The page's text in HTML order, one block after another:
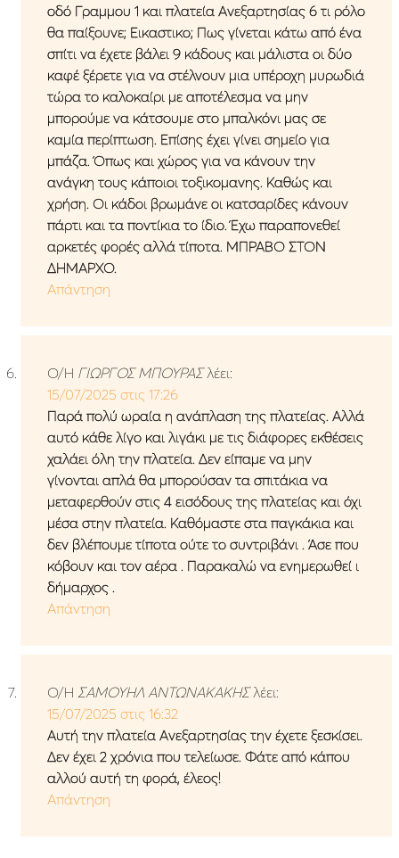
οδό Γραμμου 1 και πλατεία Ανεξαρτησίας 6 τι ρόλο
θα παίξουνε; Εικαστικο; Πως γίνεται κάτω από ένα
σπίτι να έχετε βάλει 9 κάδους και μάλιστα οι δύο
καφέ ξέρετε για να στέλνουν μια υπέροχη μυρωδιά
τώρα το καλοκαίρι με αποτέλεσμα να μην
μπορούμε να κάτσουμε στο μπαλκόνι μας σε
καμία περίπτωση. Επίσης έχει γίνει σημείο για
μπάζα. Όπως και χώρος για να κάνουν την
ανάγκη τους κάποιοι τοξικομανης. Καθώς και
χρήση. Οι κάδοι βρωμάνε οι κατσαρίδες κάνουν
πάρτι και τα ποντίκια το ίδιο. Έχω παραπονεθεί
αρκετές φορές αλλά τίποτα. ΜΠΡΑΒΟ ΣΤΟΝ
ΔΗΜΑΡΧΟ.
Απάντηση
Ο/Η ΓΙΩΡΓΟΣ ΜΠΟΥΡΑΣ λέει:
15/07/2025 στις 17:26
Παρά πολύ ωραία η ανάπλαση της πλατείας. Αλλά
αυτό κάθε λίγο και λιγάκι με τις διάφορες εκθέσεις
χαλάει όλη την πλατεία. Δεν είπαμε να μην
γίνονται απλά θα μπορούσαν τα σπιτάκια να
μεταφερθούν στις 4 εισόδους της πλατείας και όχι
μέσα στην πλατεία. Καθόμαστε στα παγκάκια και
δεν βλέπουμε τίποτα ούτε το συντριβάνι . Άσε που
κόβουν και τον αέρα . Παρακαλώ να ενημερωθεί ι
δήμαρχος .
Απάντηση
Ο/Η ΣΑΜΟΥΗΛ ΑΝΤΩΝΑΚΑΚΗΣ λέει:
15/07/2025 στις 16:32
Αυτή την πλατεία Ανεξαρτησίας την έχετε ξεσκίσει.
Δεν έχει 2 χρόνια που τελείωσε. Φάτε από κάπου
αλλού αυτή τη φορά, έλεος!
Απάντηση